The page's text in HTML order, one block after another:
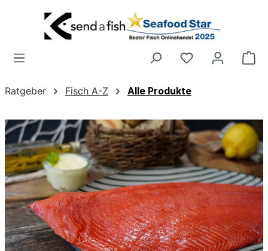
Zum Hauptinhalt springen
Ratgeber Fisch A-Z Alle Produkte